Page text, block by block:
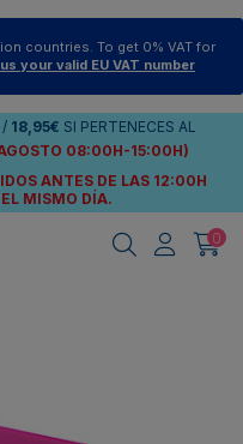
countries. To get 0% VAT for
your valid EU VAT number
/ 18,95€ SI PERTENECES AL
08:00H-15:00H)
ANTES DE LAS 12:00H
EL MISMO DÍA.
0